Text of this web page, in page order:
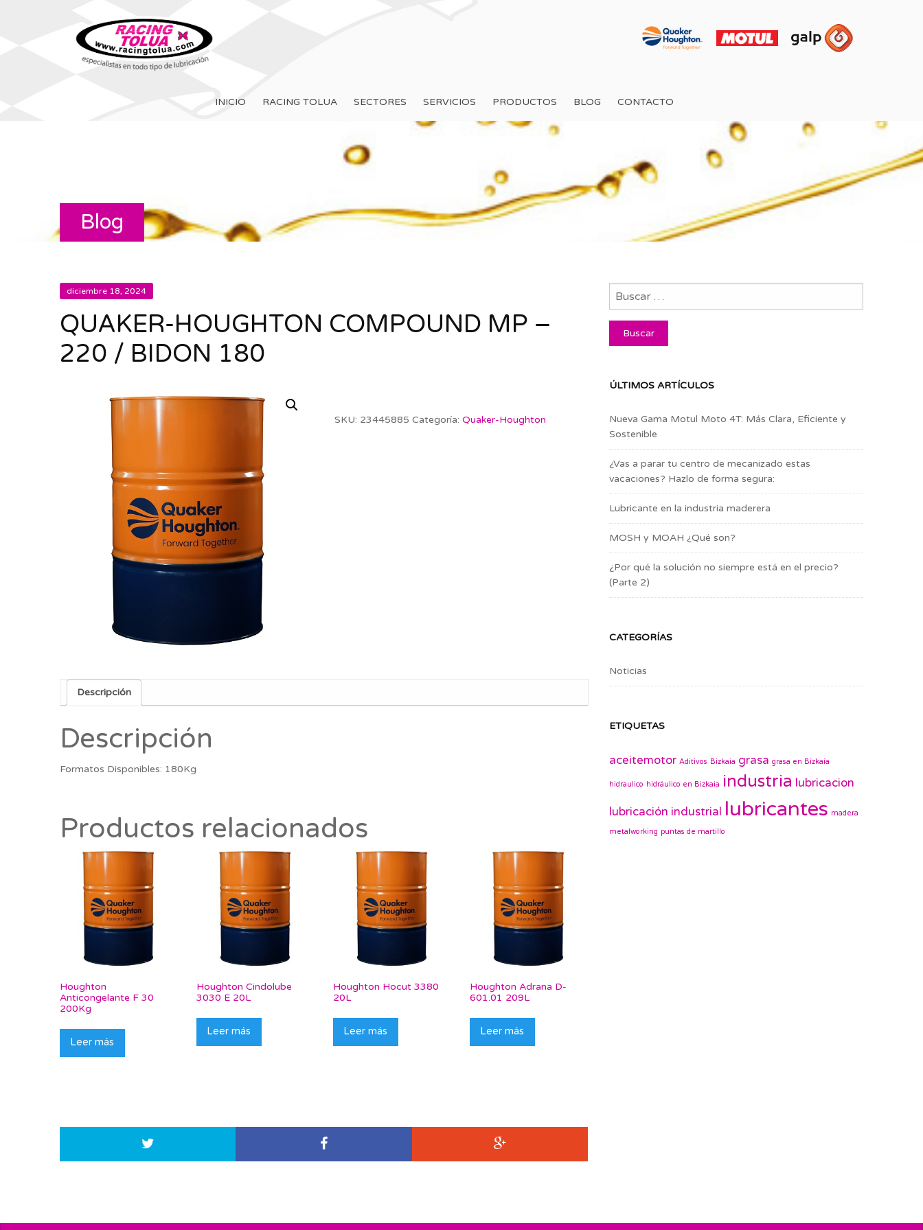
INICIO RACING TOLUA SECTORES SERVICIOS PRODUCTOS BLOG CONTACTO
Blog
diciembre 18, 2024
QUAKER-HOUGHTON COMPOUND MP –
220 / BIDON 180
SKU: 23445885 Categoría:Quaker-Houghton
Descripción
Descripción
Formatos Disponibles: 180Kg
Productos relacionados
Houghton
Anticongelante F 30
200Kg
Leer más
Houghton Cindolube
3030 E 20L
Leer más
Houghton Hocut 3380
20L
Leer más
Houghton Adrana D-
601.01 209L
Leer más
ÚLTIMOS ARTÍCULOS
Nueva Gama Motul Moto 4T: Más Clara, Eficiente y
Sostenible
¿Vas a parar tu centro de mecanizado estas
vacaciones? Hazlo de forma segura:
Lubricante en la industria maderera
MOSH y MOAH ¿Qué son?
¿Por qué la solución no siempre está en el precio?
(Parte 2)
CATEGORÍAS
Noticias
ETIQUETAS
aceitemotor Aditivos Bizkaia grasa grasa en Bizkaia
hidraulico hidráulico en Bizkaia industria lubricacion
lubricación industrial lubricantes madera
metalworking puntas de martillo